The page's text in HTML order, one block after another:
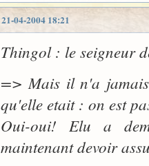
21-04-2004 18:21
Thingol : le seigneur
=> Mais il n'a jamais
qu'elle etait : on est
Oui-oui! Elu a
maintenant devoir